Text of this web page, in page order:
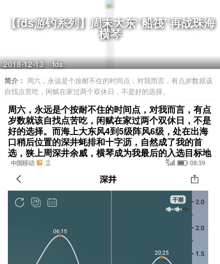
【fds游钓系列】周末大东“船筏”再战珠海
横琴
2018-12-13 fds
简介： 周六，永远是个按耐不住的时间点，对我而言，有点岁数就该
自找点苦吃，闲赋在家过两个双休日，不是好的选择。
周六，永远是个按耐不住的时间点，对我而言，有点
岁数就该自找点苦吃，闲赋在家过两个双休日，不是
好的选择。而海上大东风4到5级阵风6级，处在出海
口稍后位置的深井蚝排和十字沥，自然成了我的首
选，狭上周深井余威，横琴成为我最后的入选目标地